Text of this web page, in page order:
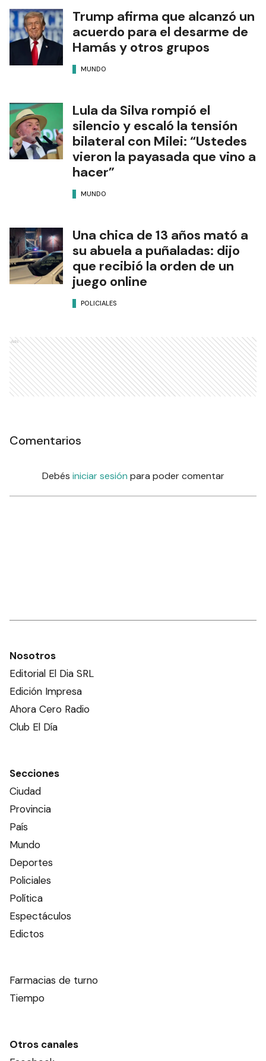
Trump afirma que alcanzó un
acuerdo para el desarme de
Hamás y otros grupos
MUNDO
Lula da Silva rompió el
silencio y escaló la tensión
bilateral con Milei: “Ustedes
vieron la payasada que vino a
hacer”
MUNDO
Una chica de 13 años mató a
su abuela a puñaladas: dijo
que recibió la orden de un
juego online
POLICIALES
Ads
Comentarios
Debés iniciar sesión para poder comentar
Nosotros
Editorial El Dia SRL
Edición Impresa
Ahora Cero Radio
Club El Día
Secciones
Ciudad
Provincia
País
Mundo
Deportes
Policiales
Política
Espectáculos
Edictos
Farmacias de turno
Tiempo
Otros canales